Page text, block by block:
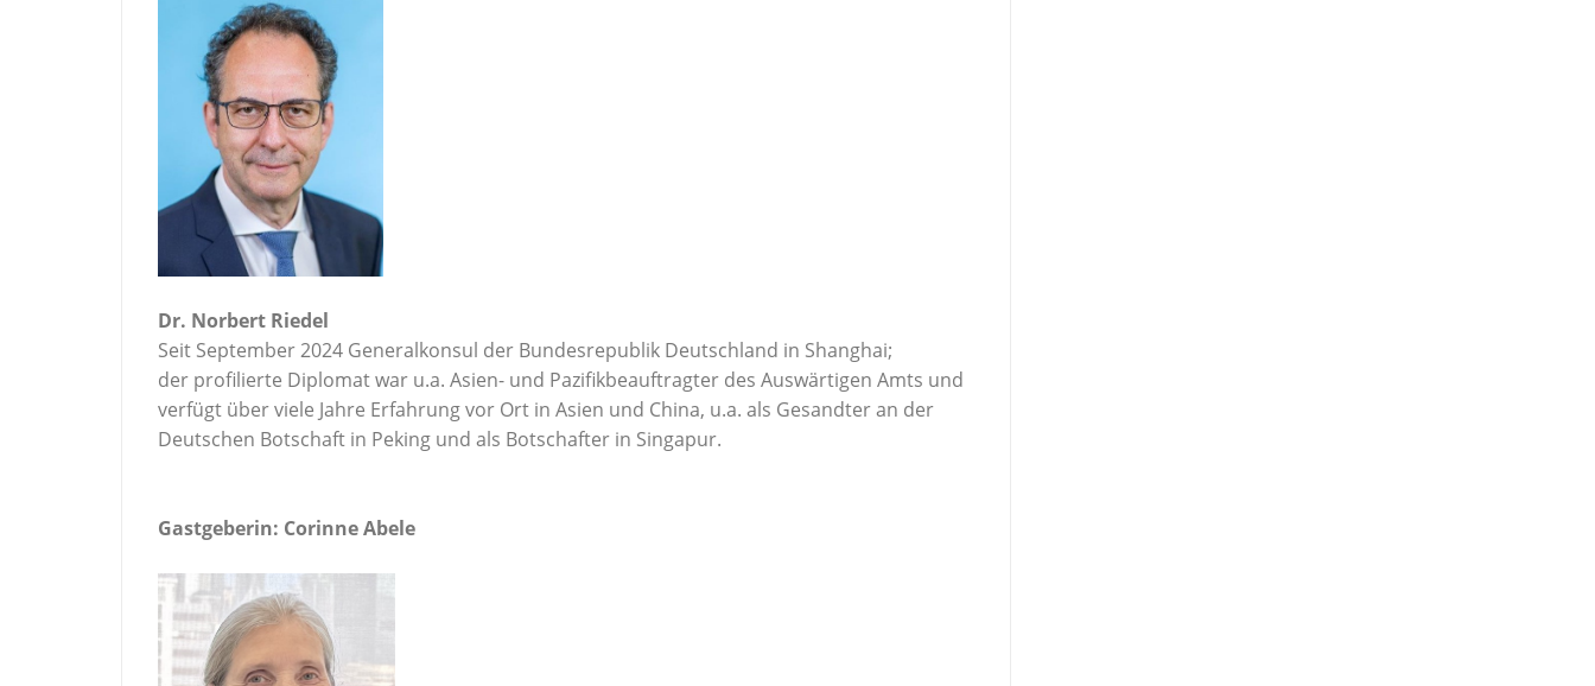
Dr. Norbert Riedel
Seit September 2024 Generalkonsul der Bundesrepublik Deutschland in Shanghai;
der profilierte Diplomat war u.a. Asien- und Pazifikbeauftragter des Auswärtigen Amts und
verfügt über viele Jahre Erfahrung vor Ort in Asien und China, u.a. als Gesandter an der
Deutschen Botschaft in Peking und als Botschafter in Singapur.
Gastgeberin: Corinne Abele